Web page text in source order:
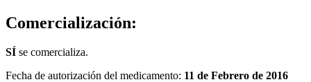
Comercialización:
SÍ se comercializa.
Fecha de autorización del medicamento: 11 de Febrero de 2016